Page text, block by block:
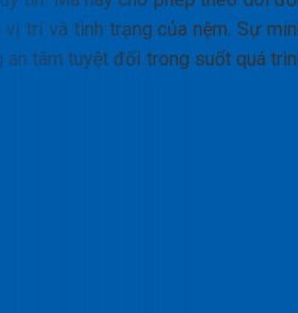
vị trí và tình trạng của nệm. Sự
an tâm tuyệt đối trong suốt quá